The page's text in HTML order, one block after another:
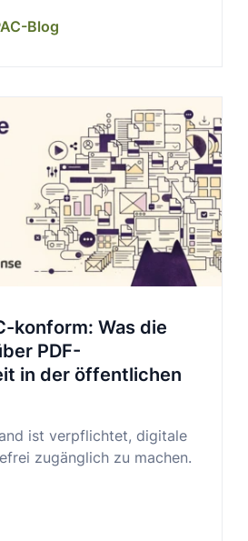
Blog
konform: Was die
PDF-
in der öffentlichen
ist verpflichtet, digitale
zugänglich zu machen.